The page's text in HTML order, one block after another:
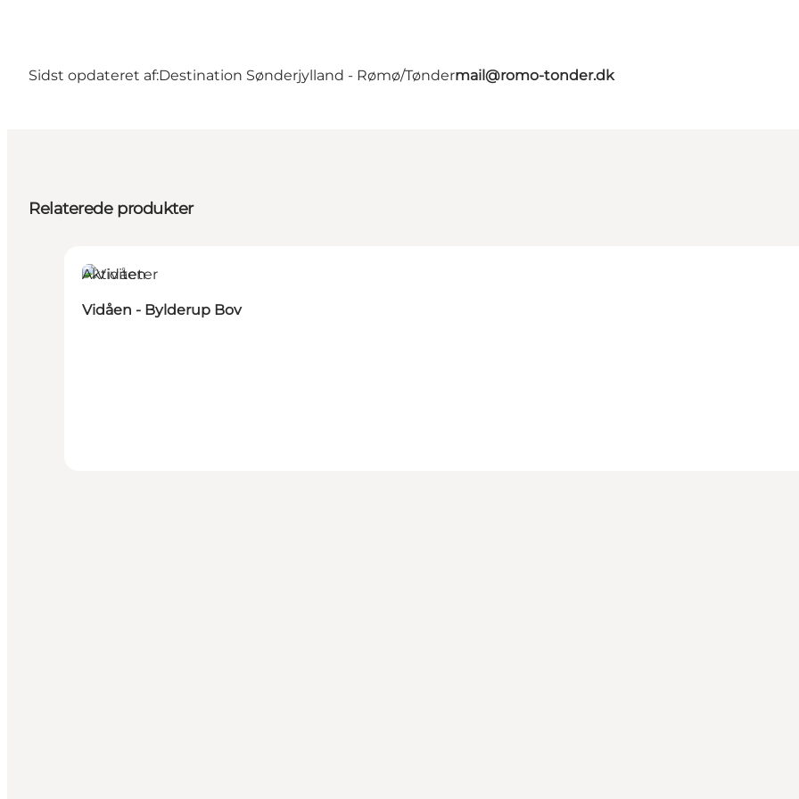
Sidst opdateret af:Destination Sønderjylland - Rømø/Tøndermail@romo-tonder.dk
Relaterede produkter
Aktiviteter
Vidåen - Bylderup Bov